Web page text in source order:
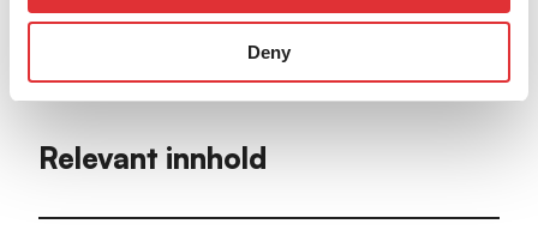
Deny
Nils Johan Gabrielsen
Principal Security Engineer
Relevant innhold